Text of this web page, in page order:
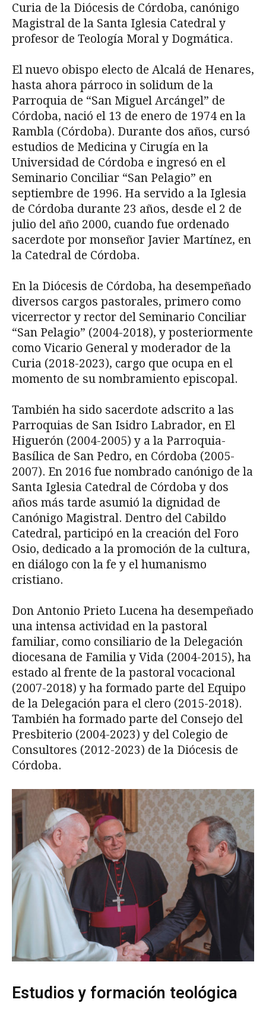
Curia de la Diócesis de Córdoba, canónigo
Magistral de la Santa Iglesia Catedral y
profesor de Teología Moral y Dogmática.
El nuevo obispo electo de Alcalá de Henares,
hasta ahora párroco in solidum de la
Parroquia de “San Miguel Arcángel” de
Córdoba, nació el 13 de enero de 1974 en la
Rambla (Córdoba). Durante dos años, cursó
estudios de Medicina y Cirugía en la
Universidad de Córdoba e ingresó en el
Seminario Conciliar “San Pelagio” en
septiembre de 1996. Ha servido a la Iglesia
de Córdoba durante 23 años, desde el 2 de
julio del año 2000, cuando fue ordenado
sacerdote por monseñor Javier Martínez, en
la Catedral de Córdoba.
En la Diócesis de Córdoba, ha desempeñado
diversos cargos pastorales, primero como
vicerrector y rector del Seminario Conciliar
“San Pelagio” (2004-2018), y posteriormente
como Vicario General y moderador de la
Curia (2018-2023), cargo que ocupa en el
momento de su nombramiento episcopal.
También ha sido sacerdote adscrito a las
Parroquias de San Isidro Labrador, en El
Higuerón (2004-2005) y a la Parroquia-
Basílica de San Pedro, en Córdoba (2005-
2007). En 2016 fue nombrado canónigo de la
Santa Iglesia Catedral de Córdoba y dos
años más tarde asumió la dignidad de
Canónigo Magistral. Dentro del Cabildo
Catedral, participó en la creación del Foro
Osio, dedicado a la promoción de la cultura,
en diálogo con la fe y el humanismo
cristiano.
Don Antonio Prieto Lucena ha desempeñado
una intensa actividad en la pastoral
familiar, como consiliario de la Delegación
diocesana de Familia y Vida (2004-2015), ha
estado al frente de la pastoral vocacional
(2007-2018) y ha formado parte del Equipo
de la Delegación para el clero (2015-2018).
También ha formado parte del Consejo del
Presbiterio (2004-2023) y del Colegio de
Consultores (2012-2023) de la Diócesis de
Córdoba.
Estudios y formación teológica